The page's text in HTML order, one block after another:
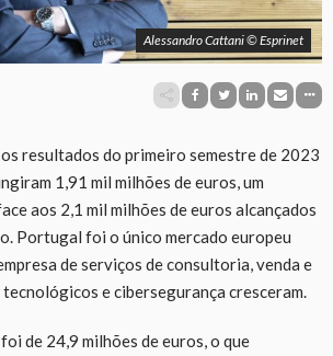
Alessandro Cattani © Esprinet
resultados do primeiro semestre de 2023
1,91 mil milhões de euros, um
aos 2,1 mil milhões de euros alcançados
Portugal foi o único mercado europeu
de serviços de consultoria, venda e
e cibersegurança cresceram.
de 24,9 milhões de euros, o que